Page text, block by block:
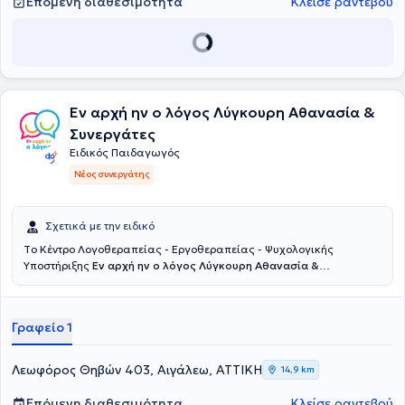
ζωής του.
πιο σύγχρονα και ελεγμένα πρότυπα.
Εν αρχή ην ο λόγος Λύγκουρη Αθανασία &
Συνεργάτες
Ειδικός Παιδαγωγός
Νέος συνεργάτης
Σχετικά με την ειδικό
Tο Κέντρο Λογοθεραπείας - Εργοθεραπείας - Ψυχολογικής
Υποστήριξης Εν αρχή ην ο λόγος Λύγκουρη Αθανασία &
παρέχοντας υπηρεσίες Λογοθεραπείας, Εργοθερααπείας, Ειδικής
Απευθύνεται σε παιδιά που παρουσιάζουν αυτισμό, ΔΕΠΥ,
αρθρωτικές δυσκολίες, γλωσσική καθυστέρηση, τραυλισμό,
δυσκολίες αισθητηριακής επεξεργασίας, μαθησιακές δυσκολίες,
δυσπραξία, γλωσσική δυσπραξία, θέματα συμπεριφοράς,
συναισθηματικές διαταραχές, έλλειψη αυτοπεποίθησης, ειδική
Γραφείο 1
Λεωφόρος Θηβών 403, Αιγάλεω, ΑΤΤΙΚΗ 14,9 km